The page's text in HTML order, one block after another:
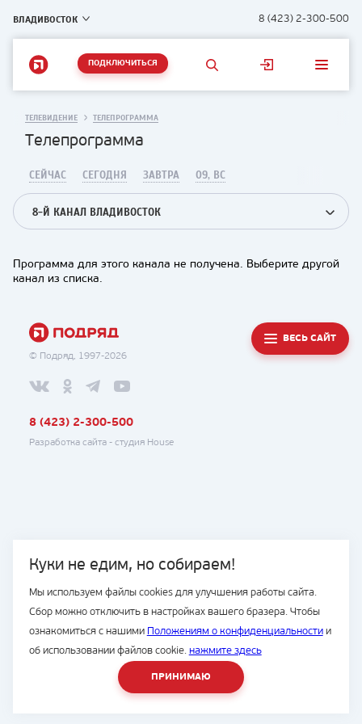
ВЛАДИВОСТОК 8 (423) 2-300-500
ПОДКЛЮЧИТЬСЯ
Куки не едим, но собираем!
Мы используем файлы cookies для улучшения работы сайта.
Сбор можно отключить в настройках вашего бразера. Чтобы
ознакомиться с нашими Положениям о конфиденциальностии
об использовании файлов cookie. нажмите здесь
ПРИНИМАЮ
ТЕЛЕВИДЕНИЕ ТЕЛЕПРОГРАММА
Телепрограмма
СЕЙЧАС СЕГОДНЯ ЗАВТРА 09, ВС
8-Й КАНАЛ ВЛАДИВОСТОК
Программа для этого канала не получена. Выберите другой
канал из списка.
© Подряд, 1997-2026
ВЕСЬ САЙТ
8 (423) 2-300-500
Разработка сайта - студия House